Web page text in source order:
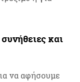
και
να αφήσουμε